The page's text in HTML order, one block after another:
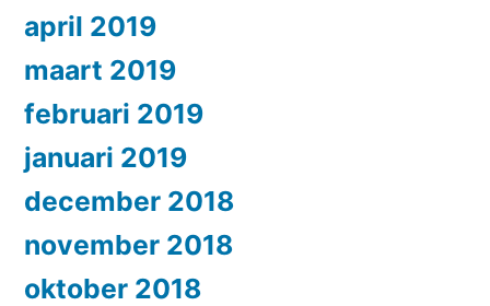
april 2019
maart 2019
februari 2019
januari 2019
december 2018
november 2018
oktober 2018